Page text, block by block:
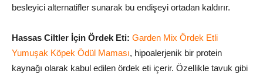
besleyici alternatifler sunarak bu endişeyi ortadan kaldırır.
Hassas Ciltler İçin Ördek Eti: Garden Mix Ördek Etli
Yumuşak Köpek Ödül Maması, hipoalerjenik bir protein
kaynağı olarak kabul edilen ördek eti içerir. Özellikle tavuk gibi